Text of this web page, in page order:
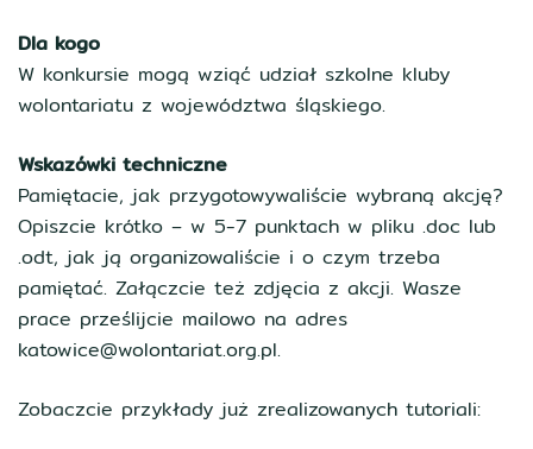
Dla kogo
W konkursie mogą wziąć udział szkolne kluby
wolontariatu z województwa śląskiego.
Wskazówki techniczne
Pamiętacie, jak przygotowywaliście wybraną akcję?
Opiszcie krótko – w 5-7 punktach w pliku .doc lub
.odt, jak ją organizowaliście i o czym trzeba
pamiętać. Załączcie też zdjęcia z akcji. Wasze
prace prześlijcie mailowo na adres
katowice@wolontariat.org.pl.
Zobaczcie przykłady już zrealizowanych tutoriali: